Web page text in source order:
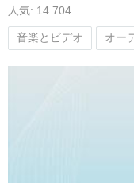
人気: 14 704
音楽とビデオ オー